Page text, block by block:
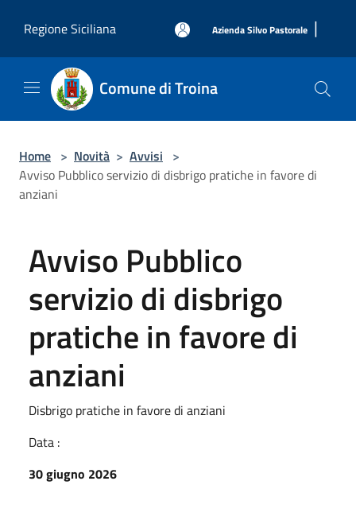
Regione Siciliana
Azienda Silvo Pastorale |
Comune di Troina
Home > Novità > Avvisi >
Avviso Pubblico servizio di disbrigo pratiche in favore di
anziani
Avviso Pubblico
servizio di disbrigo
pratiche in favore di
anziani
Disbrigo pratiche in favore di anziani
Data :
30 giugno 2026